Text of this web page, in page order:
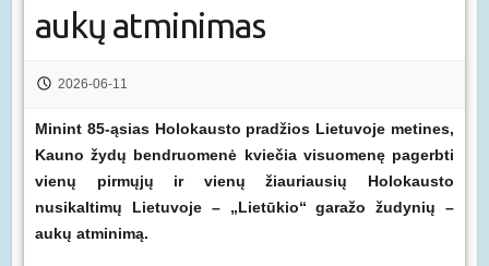
aukų atminimas
2026-06-11
Minint 85-ąsias Holokausto pradžios Lietuvoje metines,
Kauno žydų bendruomenė kviečia visuomenę pagerbti
vienų pirmųjų ir vienų žiauriausių Holokausto
nusikaltimų Lietuvoje – „Lietūkio“ garažo žudynių –
aukų atminimą.